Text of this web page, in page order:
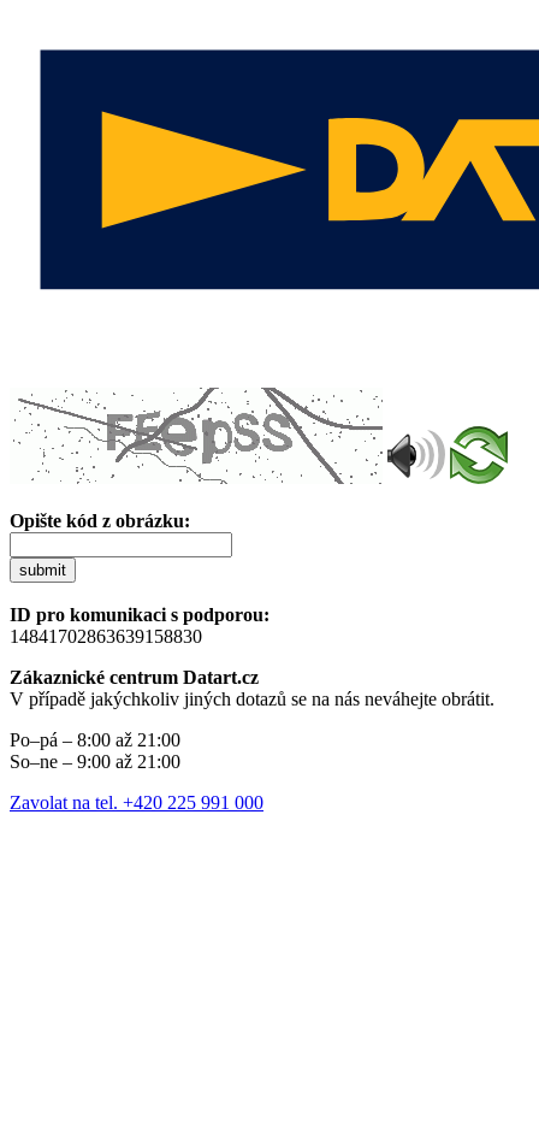
Opište kód z obrázku:
submit
ID pro komunikaci s podporou:
14841702863639158830
Zákaznické centrum Datart.cz
V případě jakýchkoliv jiných dotazů se na nás neváhejte obrátit.
Po–pá – 8:00 až 21:00
So–ne – 9:00 až 21:00
Zavolat na tel. +420 225 991 000